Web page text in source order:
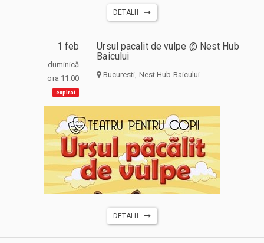
DETALII
1 feb
duminică
ora 11:00
expirat
Ursul pacalit de vulpe @ Nest Hub
Baicului
Bucuresti, Nest Hub Baicului
DETALII